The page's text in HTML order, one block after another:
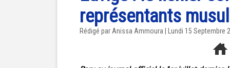
représentants
Rédigé par Anissa Ammoura | Lundi 15 Septembre